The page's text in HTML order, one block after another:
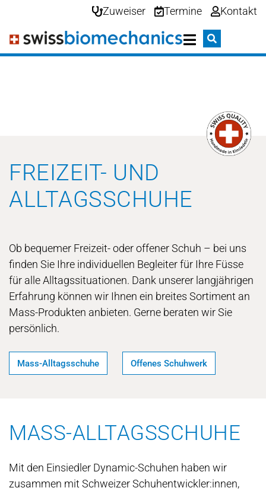
Zuweiser Termine Kontakt
FREIZEIT- UND
ALLTAGSSCHUHE
Ob bequemer Freizeit- oder offener Schuh – bei uns
finden Sie Ihre individuellen Begleiter für Ihre Füsse
für alle Alltagssituationen. Dank unserer langjährigen
Erfahrung können wir Ihnen ein breites Sortiment an
Mass-Produkten anbieten. Gerne beraten wir Sie
persönlich.
Mass-Alltagsschuhe Offenes Schuhwerk
MASS-ALLTAGSSCHUHE
Mit den Einsiedler Dynamic-Schuhen haben wir
zusammen mit Schweizer Schuhentwickler:innen,